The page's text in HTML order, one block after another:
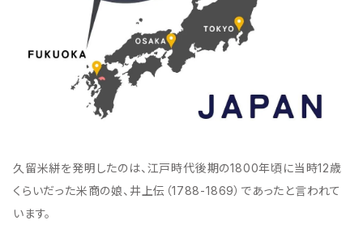
久留米絣を発明したのは、江戸時代後期の1800年頃に当時12歳
くらいだった米商の娘、井上伝（1788-1869）であったと言われて
います。